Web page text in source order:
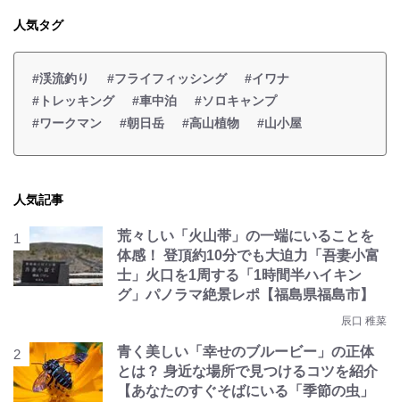
人気タグ
#渓流釣り #フライフィッシング
#イワナ
#トレッキング
#車中泊
#ソロキャンプ
#ワークマン
#朝日岳 #高山植物 #山小屋
人気記事
荒々しい「火山帯」の一端にいることを
体感！ 登頂約10分でも大迫力「吾妻小富
士」火口を1周する「1時間半ハイキン
グ」パノラマ絶景レポ【福島県福島市】
辰口 稚菜
青く美しい「幸せのブルービー」の正体
とは？ 身近な場所で見つけるコツを紹介
【あなたのすぐそばにいる「季節の虫」